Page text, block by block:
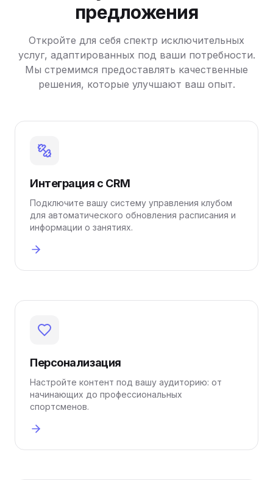
предложения
Откройте для себя спектр исключительных
услуг, адаптированных под ваши потребности.
Мы стремимся предоставлять качественные
решения, которые улучшают ваш опыт.
Интеграция с CRM
Подключите вашу систему управления клубом
для автоматического обновления расписания и
информации о занятиях.
Персонализация
Настройте контент под вашу аудиторию: от
начинающих до профессиональных
спортсменов.